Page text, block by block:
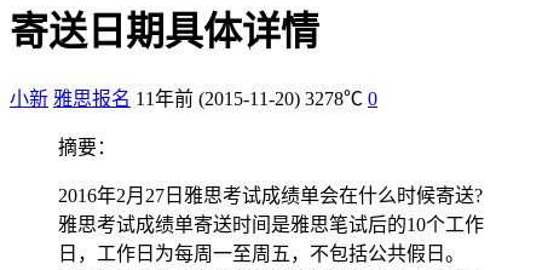
寄送日期具体详情
小新 雅思报名 11年前 (2015-11-20) 3278℃ 0
摘要：
2016年2月27日雅思考试成绩单会在什么时候寄送?
雅思考试成绩单寄送时间是雅思笔试后的10个工作
日，工作日为每周一至周五，不包括公共假日。